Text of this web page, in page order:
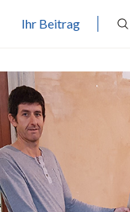
Ihr Beitrag